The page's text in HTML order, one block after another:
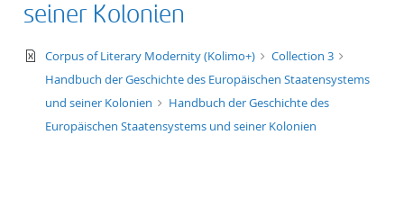
format
publication date
seiner Kolonien
text/xml
Corpus of Literary Modernity (Kolimo+)
Collection 3
Handbuch der Geschichte des Europäischen Staatensystems
und seiner Kolonien
Handbuch der Geschichte des
Europäischen Staatensystems und seiner Kolonien